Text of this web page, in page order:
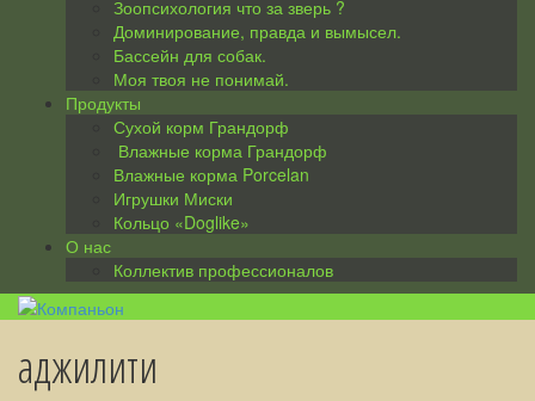
Зоопсихология что за зверь ?
Доминирование, правда и вымысел.
Бассейн для собак.
Моя твоя не понимай.
Продукты
Сухой корм Грандорф
Влажные корма Грандорф
Влажные корма Porcelan
Игрушки Миски
Кольцо «Doglike»
О нас
Коллектив профессионалов
аджилити